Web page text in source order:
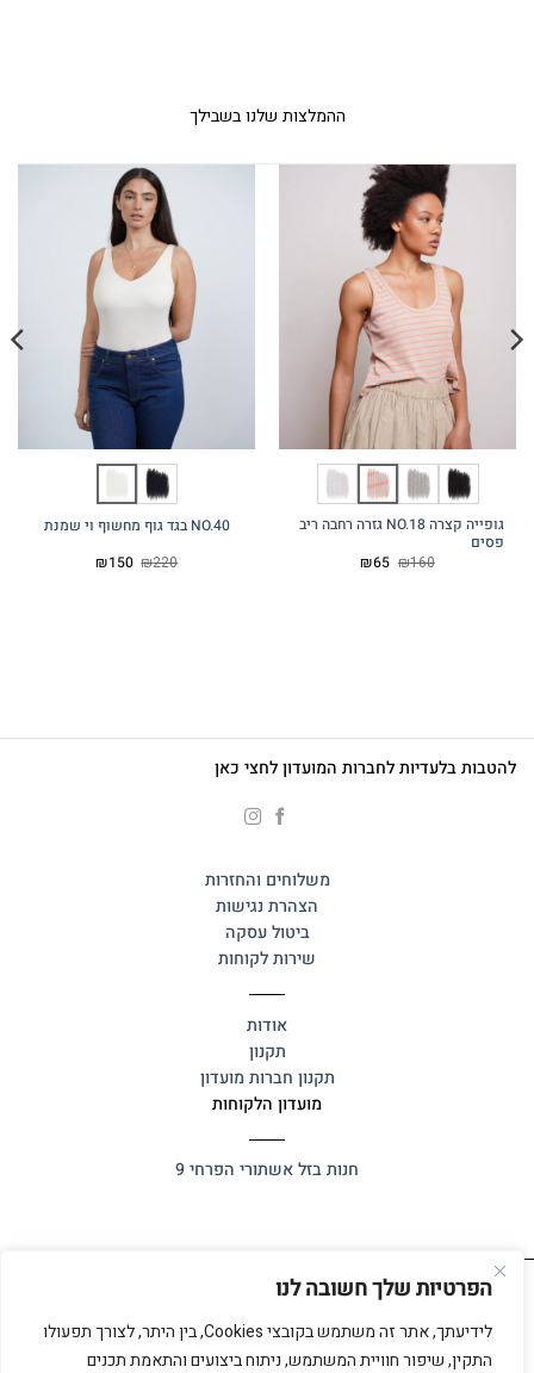
הפרטיות שלך חשובה לנו
לידיעתך, אתר זה משתמש בקובצי Cookies, בין היתר, לצורך תפעולו
התקין, שיפור חוויית המשתמש, ניתוח ביצועים והתאמת תכנים
ההמלצות שלנו בשבילך
גופייה קצרה NO.18 גזרה רחבה ריב
פסים
₪160 המחיר
₪65 המחיר
NO.40 בגד גוף מחשוף וי שמנת
₪220 המחיר
₪150 המחיר
להטבות בלעדיות לחברות המועדון לחצי כאן
משלוחים והחזרות
הצהרת נגישות
ביטול עסקה
שירות לקוחות
אודות
תקנון
תקנון חברות מועדון
מועדון הלקוחות
חנות בזלאשתורי הפרחי 9
כל הזכויות שמורות 2025 © אלף אלף